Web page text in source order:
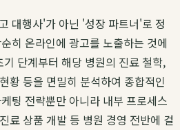
대행사'가 아닌 '성장 파트너'로 정
히 온라인에 광고를 노출하는 것에
단계부터 해당 병원의 진료 철학,
황 등을 면밀히 분석하여 종합적인
팅 전략뿐만 아니라 내부 프로세스
료 상품 개발 등 병원 경영 전반에 걸